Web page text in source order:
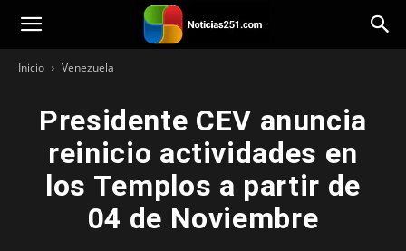
Noticias251
Inicio Venezuela
Presidente CEV anuncia
reinicio actividades en
los Templos a partir de
04 de Noviembre